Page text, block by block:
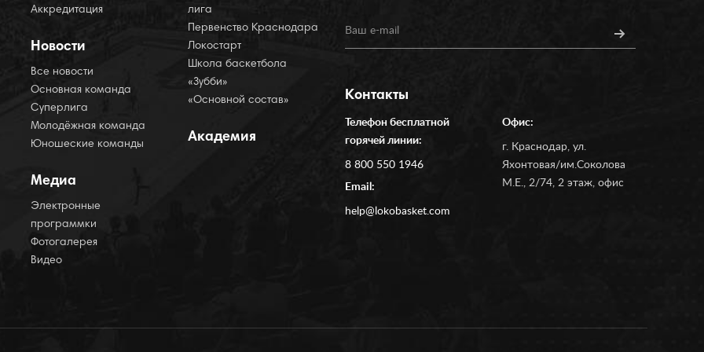
Аккредитация
Новости
Все новости
Основная команда
Суперлига
Молодёжная команда
Юношеские команды
Медиа
Электронные
программки
Фотогалерея
Видео
лига
Первенство Краснодара
Локостарт
Школа баскетбола
«Зубби»
«Основной состав»
Академия
Контакты
Телефон бесплатной
горячей линии:
8 800 550 1946
Email:
help@lokobasket.com
Офис:
г. Краснодар, ул.
Яхонтовая/им.Соколова
М.Е., 2/74, 2 этаж, офис